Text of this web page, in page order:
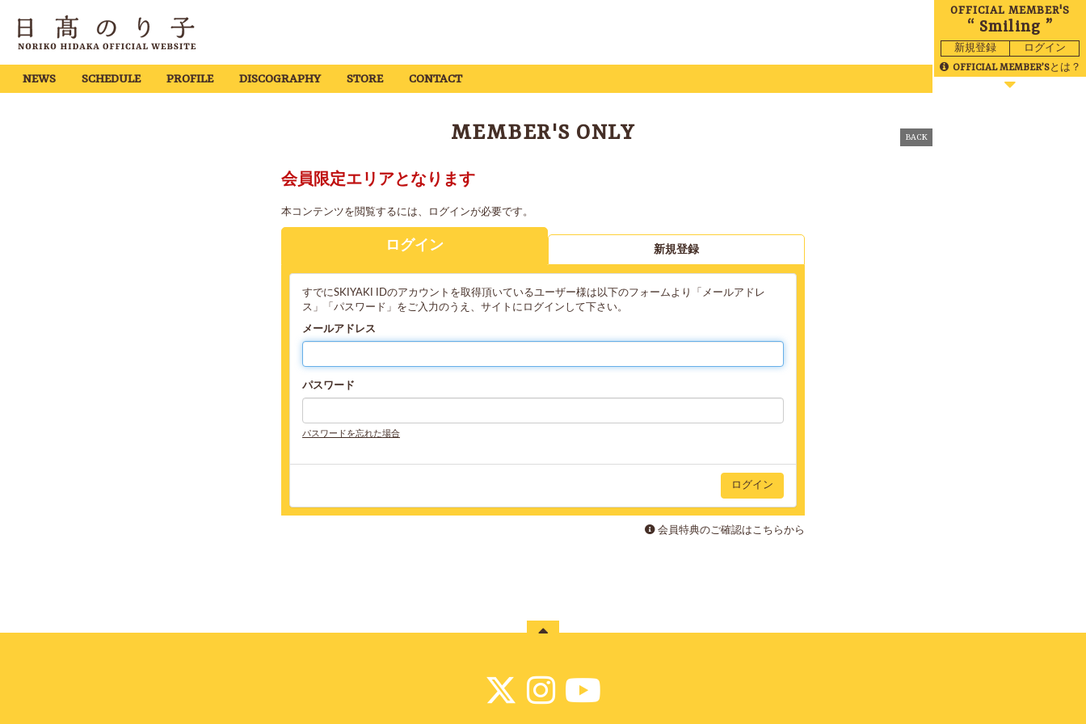
NEWS SCHEDULE PROFILE DISCOGRAPHY STORE CONTACT
OFFICIAL MEMBER'S
“ Smiling ”
新規登録 ログイン
OFFICIAL MEMBER’Sとは？
MEMBER'S ONLY BACK
会員限定エリアとなります
本コンテンツを閲覧するには、ログインが必要です。
ログイン 新規登録
すでにSKIYAKI IDのアカウントを取得頂いているユーザー様は以下のフォームより「メールアドレ
ス」「パスワード」をご入力のうえ、サイトにログインして下さい。
メールアドレス
パスワード
パスワードを忘れた場合
会員特典のご確認はこちらから